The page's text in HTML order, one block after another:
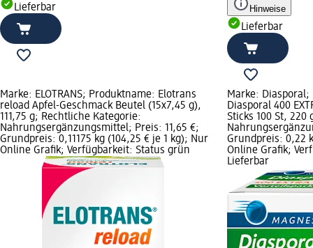
Lieferbar Hinweise
Lieferbar
Marke: ELOTRANS; Produktname: Elotrans
reload Apfel-Geschmack Beutel (15x7,45 g),
111,75 g; Rechtliche Kategorie:
Nahrungsergänzungsmittel; Preis: 11,65 €;
Grundpreis: 0,11175 kg (104,25 € je 1 kg); Nur
Online Grafik; Verfügbarkeit: Status grün
Marke:
Diasporal 400
Sticks 100 St,
Grundpreis: 0,22
Online Grafik;
Lieferbar